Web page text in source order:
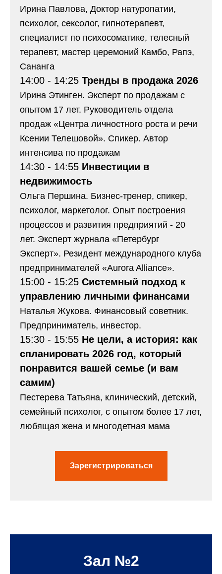
Ирина Павлова, Доктор натуропатии,
психолог, сексолог, гипнотерапевт,
специалист по психосоматике, телесный
терапевт, мастер церемоний Камбо, Рапэ,
Сананга
14:00 - 14:25 Тренды в продажа 2026
Ирина Этинген. Эксперт по продажам с
опытом 17 лет. Руководитель отдела
продаж «Центра личностного роста и речи
Ксении Телешовой». Спикер. Автор
интенсива по продажам
14:30 - 14:55 Инвестиции в
недвижимость
Ольга Першина. Бизнес-тренер, спикер,
психолог, маркетолог. Опыт построения
процессов и развития предприятий - 20
лет. Эксперт журнала «Петербург
Эксперт». Резидент международного клуба
предпринимателей «Aurora Alliance».
15:00 - 15:25 Системный подход к
управлению личными финансами
Наталья Жукова. Финансовый советник.
Предприниматель, инвестор.
15:30 - 15:55 Не цели, а история: как
спланировать 2026 год, который
понравится вашей семье (и вам
самим)
Пестерева Татьяна, клинический, детский,
семейный психолог, с опытом более 17 лет,
любящая жена и многодетная мама
Зарегистрироваться
Зал №2